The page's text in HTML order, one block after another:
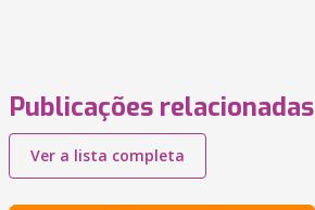
Publicações relacionadas
Ver a lista completa